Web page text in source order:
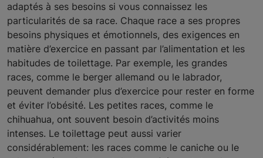
adaptés à ses besoins si vous connaissez les
particularités de sa race. Chaque race a ses propres
besoins physiques et émotionnels, des exigences en
matière d’exercice en passant par l’alimentation et les
habitudes de toilettage. Par exemple, les grandes
races, comme le berger allemand ou le labrador,
peuvent demander plus d’exercice pour rester en forme
et éviter l’obésité. Les petites races, comme le
chihuahua, ont souvent besoin d’activités moins
intenses. Le toilettage peut aussi varier
considérablement: les races comme le caniche ou le